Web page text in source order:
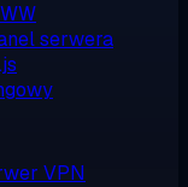
serwera
VPN